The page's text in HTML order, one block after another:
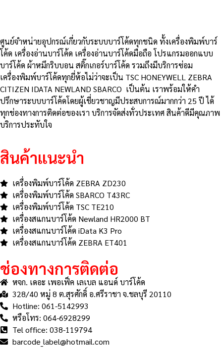
ศูนย์จําหน่ายอุปกรณ์เกี่ยวกับระบบบาร์โค้ดทุกชนิด ทั้งเครื่องพิมพ์บาร์
โค้ด เครื่องอ่านบาร์โค้ด เครื่องอ่านบาร์โค้ดมือถือ โปรแกรมออกแบบ
บาร์โค้ด ผ้าหมึกริบบอน สติ๊กเกอร์บาร์โค้ด รวมถึงมีบริการซ่อม
เครื่องพิมพ์บาร์โค้ดทุกยี่ห้อไม่ว่าจะเป็น TSC HONEYWELL ZEBRA
CITIZEN IDATA NEWLAND SBARCO เป็นต้น เราพร้อมให้คำ
ปรึกษาระบบบาร์โค้ดโดยผู้เชี่ยวชาญมีประสบการณ์มากกว่า 25 ปี ได้
ทุกช่องทางการติดต่อของเรา บริการจัดส่งทั่วประเทศ สินค้าดีมีคุณภาพ
บริการประทับใจ
สินค้าแนะนำ
เครื่องพิมพ์บาร์โค้ด ZEBRA ZD230
เครื่องพิมพ์บาร์โค้ด SBARCO T43RC
เครื่องพิมพ์บาร์โค้ด TSC TE210
เครื่องสแกนบาร์โค้ด Newland HR2000 BT
เครื่องสแกนบาร์โค้ด iData K3 Pro
เครื่องสแกนบาร์โค้ด ZEBRA ET401
ช่องทางการติดต่อ
หจก. เดอะ เพอเฟ็ค เลเบล แอนด์ บาร์โค้ด
328/40 หมู่ 8 ต.สุรศักดิ์ อ.ศรีราชา จ.ชลบุรี 20110
Hotline: 061-5142993
หรือโทร: 064-6928299
Tel office: 038-119794
barcode_label@hotmail.com